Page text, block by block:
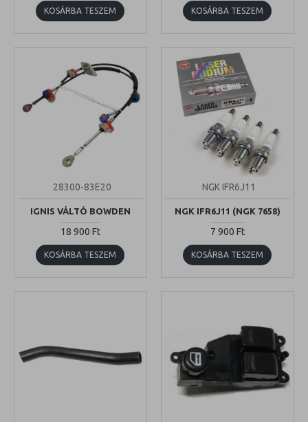
KOSÁRBA TESZEM KOSÁRBA TESZEM
28300-83E20
IGNIS VÁLTÓ BOWDEN
18 900 Ft
KOSÁRBA TESZEM
NGK IFR6J11
NGK IFR6J11 (NGK 7658)
7 900 Ft
KOSÁRBA TESZEM